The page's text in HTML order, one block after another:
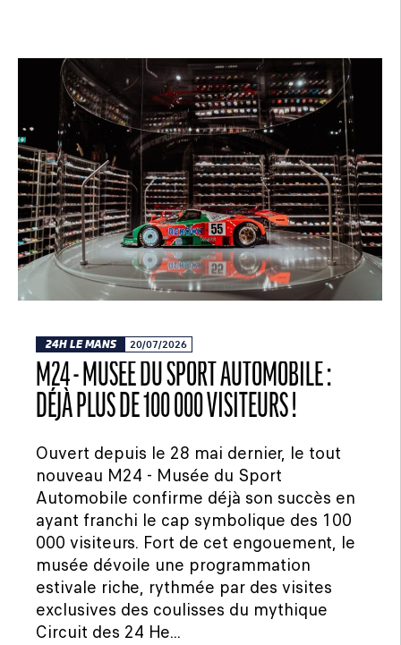
24H LE MANS 20/07/2026
M24 - MUSÉE DU SPORT AUTOMOBILE :
DÉJÀ PLUS DE 100 000 VISITEURS !
Ouvert depuis le 28 mai dernier, le tout
nouveau M24 - Musée du Sport
Automobile confirme déjà son succès en
ayant franchi le cap symbolique des 100
000 visiteurs. Fort de cet engouement, le
musée dévoile une programmation
estivale riche, rythmée par des visites
exclusives des coulisses du mythique
Circuit des 24 He...